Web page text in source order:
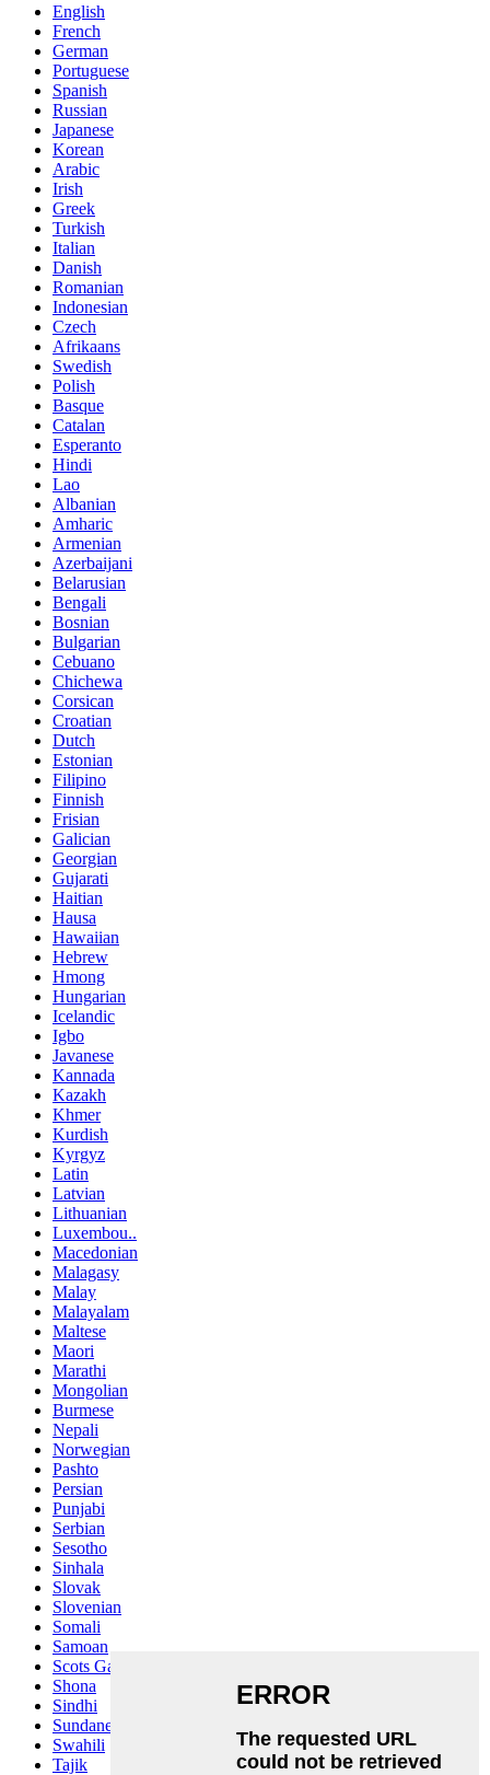
English
French
German
Portuguese
Spanish
Russian
Japanese
Korean
Arabic
Irish
Greek
Turkish
Italian
Danish
Romanian
Indonesian
Czech
Afrikaans
Swedish
Polish
Basque
Catalan
Esperanto
Hindi
Lao
Albanian
Amharic
Armenian
Azerbaijani
Belarusian
Bengali
Bosnian
Bulgarian
Cebuano
Chichewa
Corsican
Croatian
Dutch
Estonian
Filipino
Finnish
Frisian
Galician
Georgian
Gujarati
Haitian
Hausa
Hawaiian
Hebrew
Hmong
Hungarian
Icelandic
Igbo
Javanese
Kannada
Kazakh
Khmer
Kurdish
Kyrgyz
Latin
Latvian
Lithuanian
Luxembou..
Macedonian
Malagasy
Malay
Malayalam
Maltese
Maori
Marathi
Mongolian
Burmese
Nepali
Norwegian
Pashto
Persian
Punjabi
Serbian
Sesotho
Sinhala
Slovak
Slovenian
Somali
Samoan
Scots Gaelic
Shona
Sindhi
Sundanese
Swahili
Tajik